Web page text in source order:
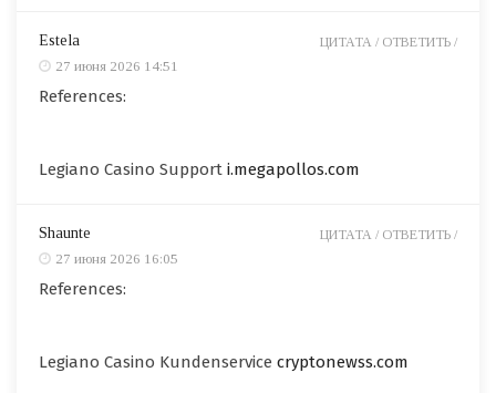
Estela
27 июня 2026 14:51
References:
Legiano Casino Support i.megapollos.com
ЦИТАТА / ОТВЕТИТЬ /
Shaunte
27 июня 2026 16:05
References:
Legiano Casino Kundenservice cryptonewss.com
ЦИТАТА / ОТВЕТИТЬ /